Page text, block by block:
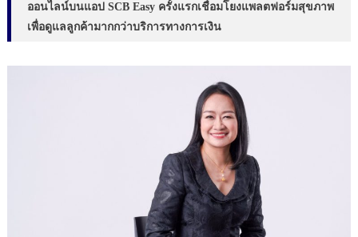
ออนไลน์บนแอป SCB Easy ครั้งแรกเชื่อมโยงแพลตฟอร์มสุขภาพ
เพื่อดูแลลูกค้ามากกว่าบริการทางการเงิน